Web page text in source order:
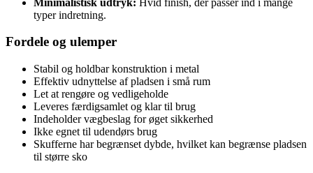
typer indretning.
Fordele og ulemper
Stabil og holdbar konstruktion i metal
Effektiv udnyttelse af pladsen i små rum
Let at rengøre og vedligeholde
Leveres færdigsamlet og klar til brug
Indeholder vægbeslag for øget sikkerhed
Ikke egnet til udendørs brug
Skufferne har begrænset dybde, hvilket kan begrænse pladsen
til større sko